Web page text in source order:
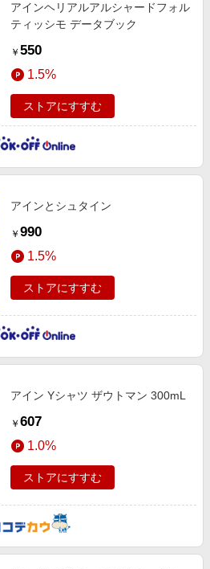
アインヘリアルアルシャードフォル
ティッシモ データブック
￥ 550
1.5%
ストアにすすむ
アインとシュタイン
￥ 990
1.5%
ストアにすすむ
アイン Yシャツ ザウトマン 300mL
￥ 607
1.0%
ストアにすすむ